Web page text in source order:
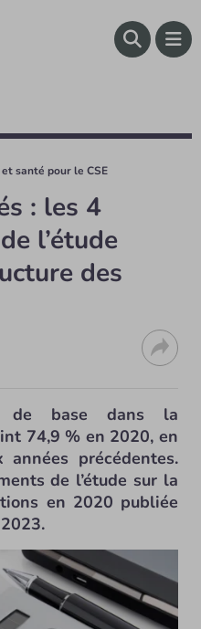
et santé pour le CSE
: les 4
l’étude
des
base dans la
74,9 % en 2020, en
précédentes.
de l’étude sur la
en 2020 publiée